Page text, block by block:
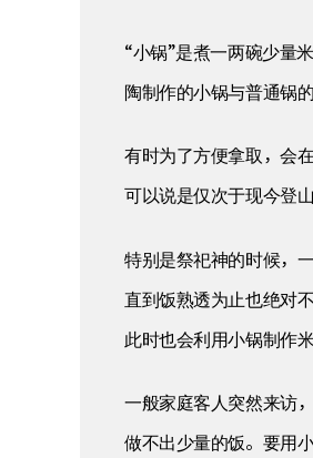
“小锅”是煮一两碗少量
陶制作的小锅与普通锅
有时为了方便拿取，会
可以说是仅次于现今登
特别是祭祀神的时候，
直到饭熟透为止也绝对
此时也会利用小锅制作米
一般家庭客人突然来访
做不出少量的饭。要用